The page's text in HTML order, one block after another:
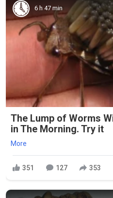
6 h 47 min
The Lump of Worms
in The Morning. Try it
More
351 127 353